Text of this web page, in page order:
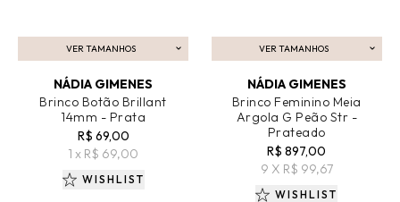
VER TAMANHOS
ADICIONAR AO CARRINHO
NÁDIA GIMENES
Brinco Botão Brillant
14mm - Prata
R$ 69,00
1 x R$ 69,00
WISHLIST
VER TAMANHOS
ADICIONAR AO CARRINHO
NÁDIA GIMENES
Brinco Feminino Meia
Argola G Peão Str -
Prateado
R$ 897,00
9 X R$ 99,67
WISHLIST